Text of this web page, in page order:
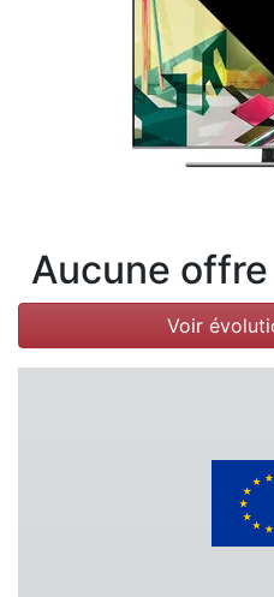
Catégories
Aucune
Voir